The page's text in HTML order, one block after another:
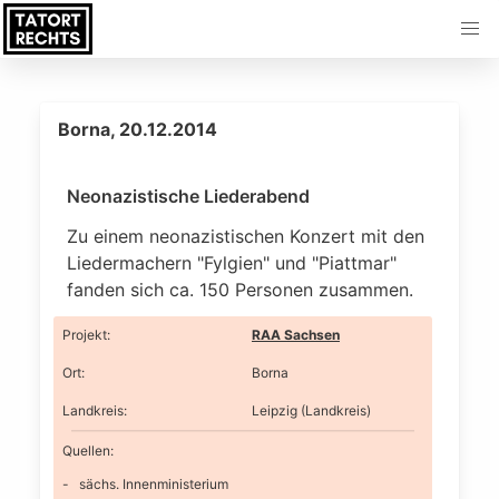
Borna, 20.12.2014
Neonazistische Liederabend
Zu einem neonazistischen Konzert mit den
Liedermachern "Fylgien" und "Piattmar"
fanden sich ca. 150 Personen zusammen.
Projekt: RAA Sachsen
Ort: Borna
Landkreis: Leipzig (Landkreis)
Quellen:
sächs. Innenministerium